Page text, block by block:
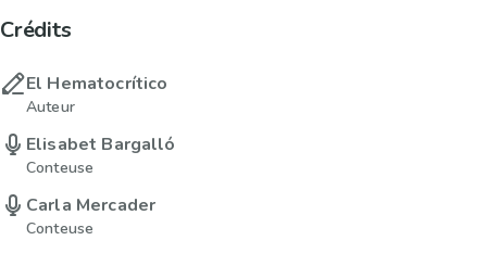
Crédits
El Hematocrítico
Auteur
Elisabet Bargalló
Conteuse
Carla Mercader
Conteuse